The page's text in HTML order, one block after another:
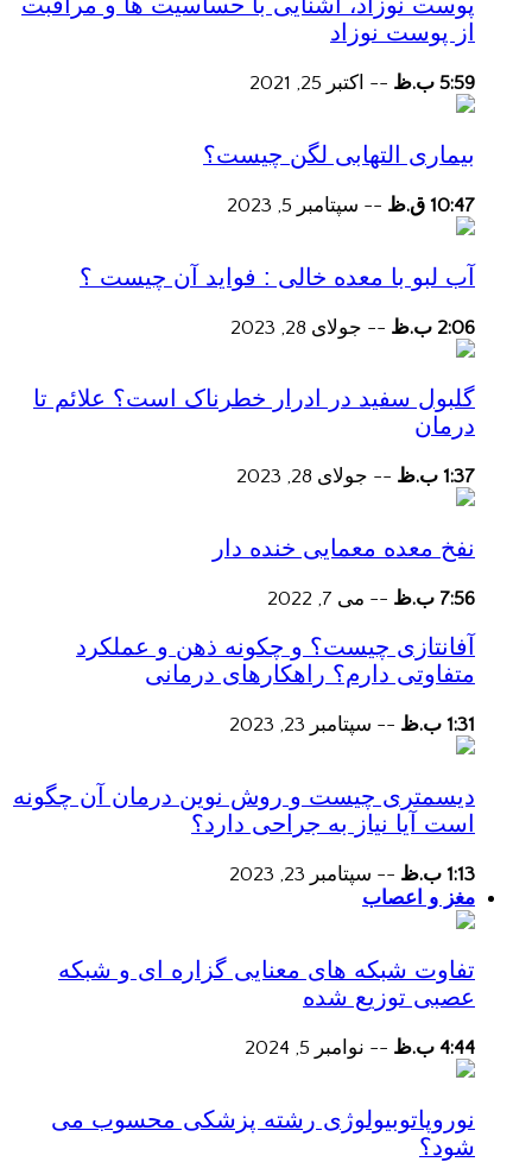
از پوست نوزاد
5:59 ب.ظ -- اکتبر 25, 2021
بیماری التهابی لگن چیست؟
10:47 ق.ظ -- سپتامبر 5, 2023
آب لبو با معده خالی : فواید آن چیست ؟
2:06 ب.ظ -- جولای 28, 2023
گلبول سفید در ادرار خطرناک است؟ علائم تا
درمان
1:37 ب.ظ -- جولای 28, 2023
نفخ معده معمایی خنده دار
7:56 ب.ظ -- می 7, 2022
آفانتازی چیست؟ و چکونه ذهن و عملکرد
متفاوتی دارم؟ راهکارهای درمانی
1:31 ب.ظ -- سپتامبر 23, 2023
دیسمتری چیست و روش نوین درمان آن چگونه
است آیا نیاز به جراحی دارد؟
1:13 ب.ظ -- سپتامبر 23, 2023
مغز و اعصاب
تفاوت شبکه های معنایی گزاره ای و شبکه
عصبی توزیع شده
4:44 ب.ظ -- نوامبر 5, 2024
نوروپاتوبیولوژی رشته پزشکی محسوب می
شود؟